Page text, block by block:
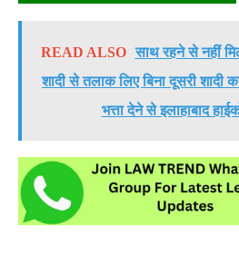
READ ALSO साथ रहने से नहीं
शादी से तलाक लिए बिना दूसरी शादी
भत्ता देने से इलाहाबाद